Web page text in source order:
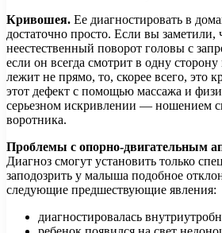
Кривошея. Ее диагностировать в
достаточно просто. Если вы заметили,
неестественный поворот головы с
если он всегда смотрит в одну
лежит не прямо, то, скорее всего, это
этот дефект с помощью массажа и
серьезном искривлении — ношением
воротника.
Проблемы с опорно-двигательным
Диагноз смогут установить только
заподозрить у малыша подобное
следующие предшествующие явления:
диагностировалась